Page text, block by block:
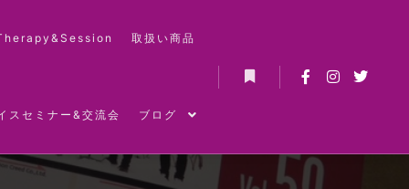
取扱い商品
スセミナー&交流会 ブログ